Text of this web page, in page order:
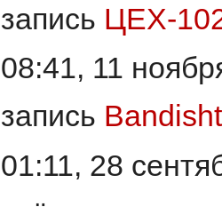
запись ЦЕХ-
08:41, 11
запись
01:11, 28